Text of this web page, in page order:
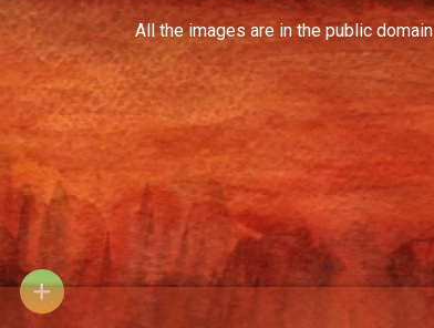
All the images are in the public domain